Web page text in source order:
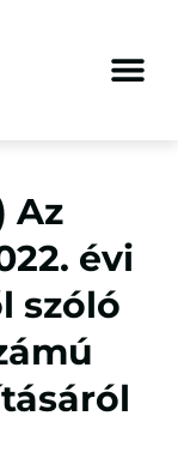
Az
évi
szóló